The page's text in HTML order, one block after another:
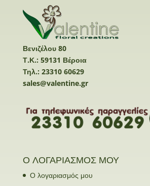
Βενιζέλου 80
Τ.Κ.: 59131 Βέροια
Τηλ.: 23310 60629
sales@valentine.gr
Ο ΛΟΓΑΡΙΑΣΜΟΣ ΜΟΥ
Ο λογαριασμός μου